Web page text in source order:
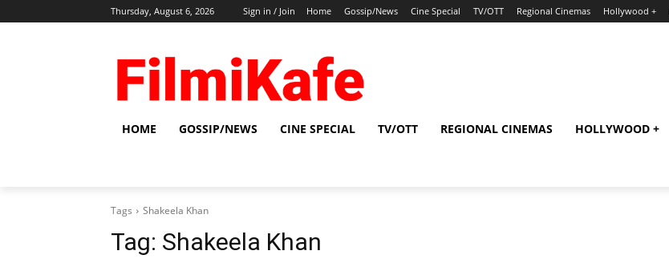
Thursday, August 6, 2026 Sign in / Join Home Gossip/News Cine Special TV/OTT Regional Cinemas Hollywood +
HOME GOSSIP/NEWS CINE SPECIAL TV/OTT REGIONAL CINEMAS HOLLYWOOD +
Tags Shakeela Khan
Tag: Shakeela Khan